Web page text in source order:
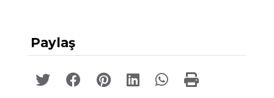
Paylaş